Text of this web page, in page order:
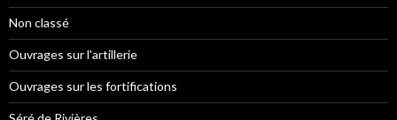
Non classé
Ouvrages sur l'artillerie
Ouvrages sur les fortifications